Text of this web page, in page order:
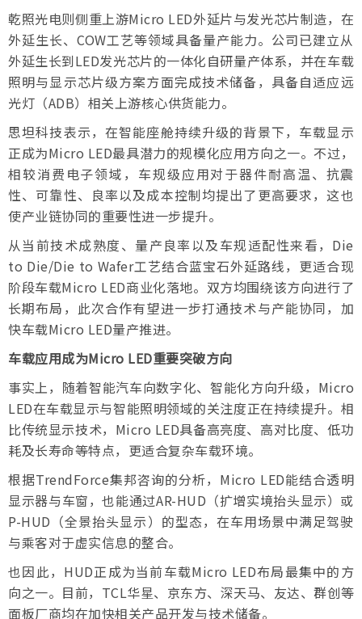
乾照光电则侧重上游Micro LED外延片与发光芯片制造，在
外延生长、COW工艺等领域具备量产能力。公司已建立从
外延生长到LED发光芯片的一体化自研量产体系，并在车载
照明与显示芯片级方案方面完成技术储备，具备自适应远
光灯（ADB）相关上游核心供货能力。
思坦科技表示，在智能座舱持续升级的背景下，车载显示
正成为Micro LED最具潜力的规模化应用方向之一。不过，
相较消费电子领域，车规级应用对于器件耐高温、抗震
性、可靠性、良率以及成本控制均提出了更高要求，这也
使产业链协同的重要性进一步提升。
从当前技术成熟度、量产良率以及车规适配性来看，Die
to Die/Die to Wafer工艺结合蓝宝石外延路线，更适合现
阶段车载Micro LED商业化落地。双方均围绕该方向进行了
长期布局，此次合作有望进一步打通技术与产能协同，加
快车载Micro LED量产推进。
车载应用成为Micro LED重要突破方向
事实上，随着智能汽车向数字化、智能化方向升级，Micro
LED在车载显示与智能照明领域的关注度正在持续提升。相
比传统显示技术，Micro LED具备高亮度、高对比度、低功
耗及长寿命等特点，更适合复杂车载环境。
根据TrendForce集邦咨询的分析，Micro LED能结合透明
显示器与车窗，也能通过AR-HUD（扩增实境抬头显示）或
P-HUD（全景抬头显示）的型态，在车用场景中满足驾驶
与乘客对于虚实信息的整合。
也因此，HUD正成为当前车载Micro LED布局最集中的方
向之一。目前，TCL华星、京东方、深天马、友达、群创等
面板厂商均在加快相关产品开发与技术储备。